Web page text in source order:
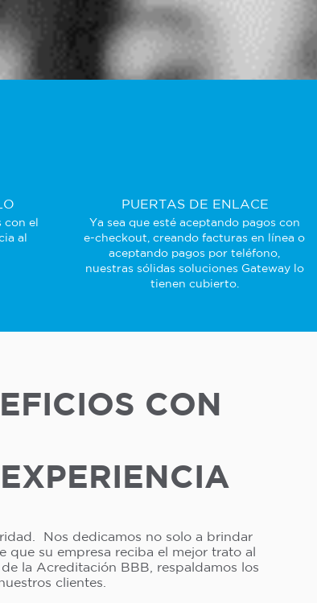
con el
al
PUERTAS DE ENLACE
Ya sea que esté aceptando pagos con
e-checkout, creando facturas en línea o
aceptando pagos por teléfono,
nuestras sólidas soluciones Gateway lo
tienen cubierto.
CON
Nos dedicamos no solo a brindar
que su empresa reciba el mejor trato al
la Acreditación BBB, respaldamos los
clientes.